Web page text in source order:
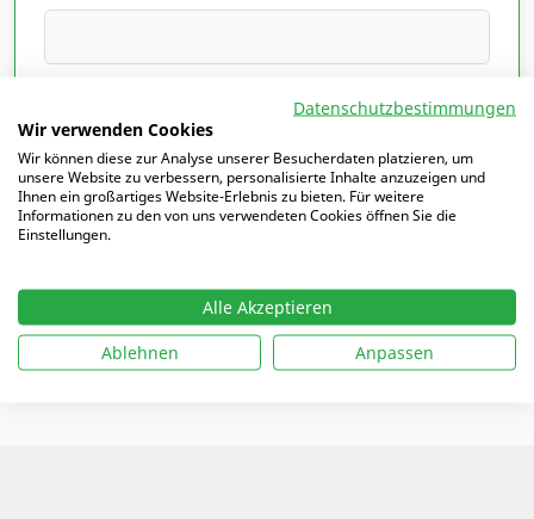
Ich habe die Datenschutzerklärung gelesen
und akzeptiert.Hier lesen
markierte Felder sind Pflichtfelder
Ich möchte mich einloggen
Datenschutzbestimmungen
Wir verwenden Cookies
Wir können diese zur Analyse unserer Besucherdaten platzieren, um
unsere Website zu verbessern, personalisierte Inhalte anzuzeigen und
Ihnen ein großartiges Website-Erlebnis zu bieten. Für weitere
Informationen zu den von uns verwendeten Cookies öffnen Sie die
Einstellungen.
Alle Akzeptieren
Ablehnen
Anpassen